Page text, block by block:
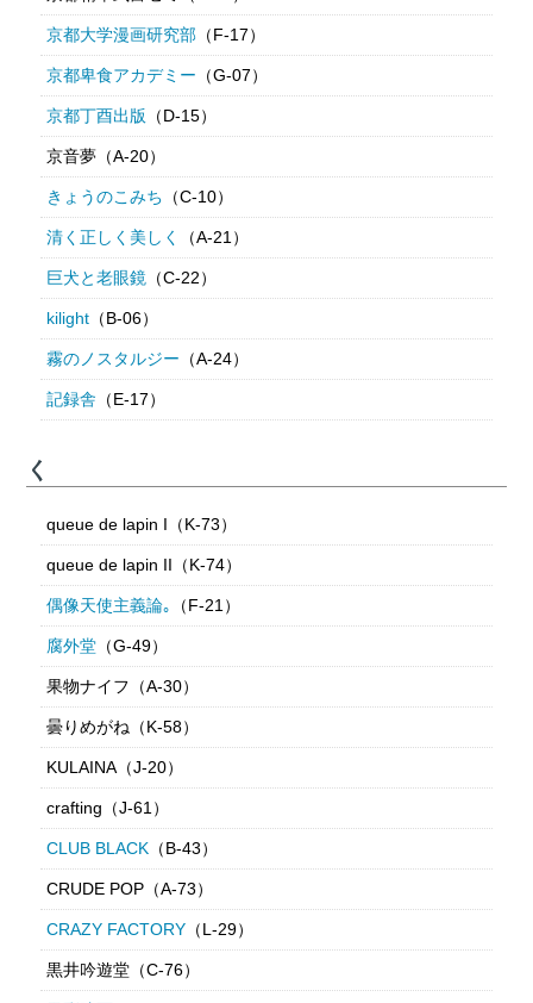
京都大学漫画研究部（F-17）
京都卑食アカデミー （G-07）
京都丁酉出版 （D-15）
京音夢（A-20）
きょうのこみち （C-10）
清く正しく美しく （A-21）
巨犬と老眼鏡（C-22）
kilight（B-06）
霧のノスタルジー （A-24）
記録舎 （E-17）
く
queue de lapin I（K-73）
queue de lapin II（K-74）
偶像天使主義論｡ （F-21）
腐外堂（G-49）
果物ナイフ（A-30）
曇りめがね（K-58）
KULAINA（J-20）
crafting（J-61）
CLUB BLACK（B-43）
CRUDE POP（A-73）
CRAZY FACTORY（L-29）
黒井吟遊堂（C-76）